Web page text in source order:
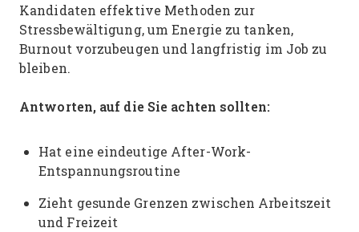
Kandidaten effektive Methoden zur
Stressbewältigung, um Energie zu tanken,
Burnout vorzubeugen und langfristig im Job zu
bleiben.
Antworten, auf die Sie achten sollten:
Hat eine eindeutige After-Work-
Entspannungsroutine
Zieht gesunde Grenzen zwischen Arbeitszeit
und Freizeit